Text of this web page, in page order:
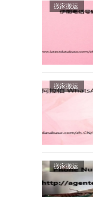
搬家搬运
搬家搬运
搬家搬运